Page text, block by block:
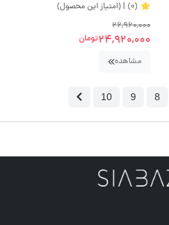
(0)
| (امتیاز این محصول)
26,960,000
24,920,000تومان
مشاهده
8
9
10